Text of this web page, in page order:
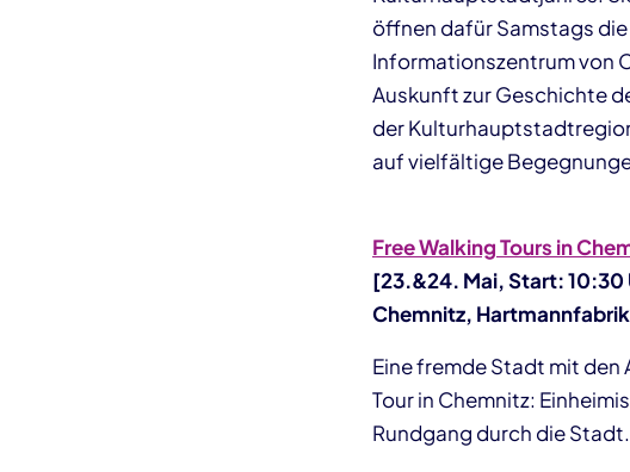
öffnen dafür Samstags
Informationszentrum von
Auskunft zur Geschichte
der
auf vielfältige
Free Walking Tours in
[23.&24. Mai, Start: 10:30
Chemnitz,
Eine fremde Stadt mit den
Tour in Chemnitz:
Rundgang durch die Stadt.